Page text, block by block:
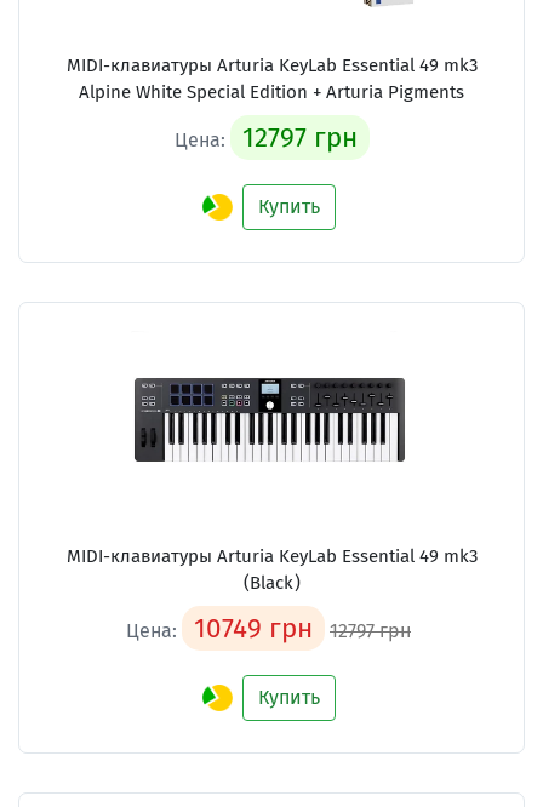
MIDI-клавиатуры Arturia KeyLab Essential 49 mk3
Alpine White Special Edition + Arturia Pigments
Цена: 12797 грн
Купить
MIDI-клавиатуры Arturia KeyLab Essential 49 mk3
(Black)
Цена: 10749 грн 12797 грн
Купить